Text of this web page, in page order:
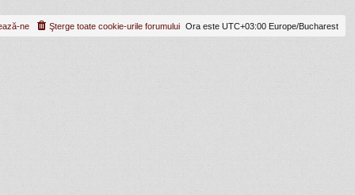
Ora este UTC+03:00 Europe/Bucharest
Şterge toate cookie-urile forumului
ne